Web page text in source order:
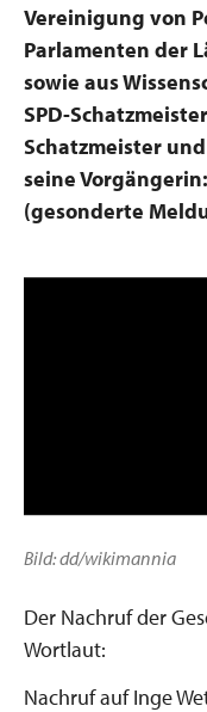
Vereinigung von
Parlamenten der
sowie aus
SPD-
Schatzmeister
seine
(gesonderte
Bild: dd/wikimannia
Der Nachruf der
Wortlaut:
Nachruf auf Inge